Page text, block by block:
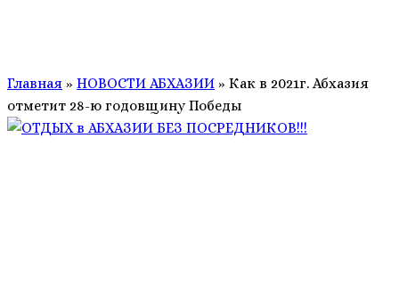
Главная » НОВОСТИ АБХАЗИИ » Как в 2021г. Абхазия
отметит 28-ю годовщину Победы